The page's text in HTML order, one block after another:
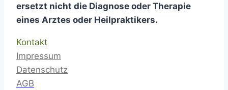
ersetzt nicht die Diagnose oder Therapie
eines Arztes oder Heilpraktikers.
Kontakt
Impressum
Datenschutz
AGB